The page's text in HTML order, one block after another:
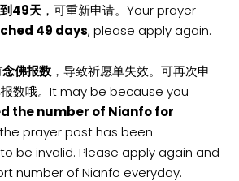
49天 ，可重新申请。Your prayer
49 days, please apply again.
佛报数 ，导致祈愿单失效。可再次申
报数哦。It may be because you
the number of Nianfo for
prayer post has been
be invalid. Please apply again and
number of Nianfo everyday.